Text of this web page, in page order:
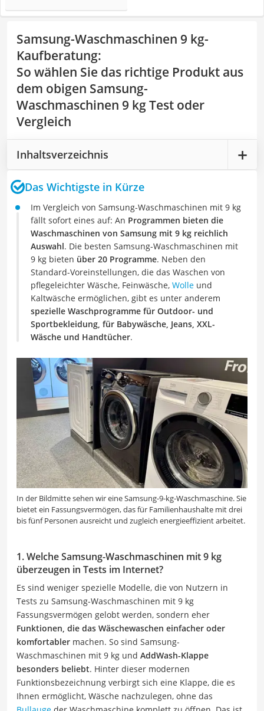
Samsung-Waschmaschinen 9 kg-
Kaufberatung:
So wählen Sie das richtige Produkt aus
dem obigen Samsung-
Waschmaschinen 9 kg Test oder
Vergleich
Inhaltsverzeichnis
Das Wichtigste in Kürze
Im Vergleich von Samsung-Waschmaschinen mit 9 kg
fällt sofort eines auf: An Programmen bieten die
Waschmaschinen von Samsung mit 9 kg reichlich
Auswahl. Die besten Samsung-Waschmaschinen mit
9 kg bieten über 20 Programme. Neben den
Standard-Voreinstellungen, die das Waschen von
pflegeleichter Wäsche, Feinwäsche, Wolle und
Kaltwäsche ermöglichen, gibt es unter anderem
spezielle Waschprogramme für Outdoor- und
Sportbekleidung, für Babywäsche, Jeans, XXL-
Wäsche und Handtücher.
In der Bildmitte sehen wir eine Samsung-9-kg-Waschmaschine. Sie
bietet ein Fassungsvermögen, das für Familienhaushalte mit drei
bis fünf Personen ausreicht und zugleich energieeffizient arbeitet.
1. Welche Samsung-Waschmaschinen mit 9 kg
überzeugen in Tests im Internet?
Es sind weniger spezielle Modelle, die von Nutzern in
Tests zu Samsung-Waschmaschinen mit 9 kg
Fassungsvermögen gelobt werden, sondern eher
Funktionen, die das Wäschewaschen einfacher oder
komfortabler machen. So sind Samsung-
Waschmaschinen mit 9 kg und AddWash-Klappe
besonders beliebt. Hinter dieser modernen
Funktionsbezeichnung verbirgt sich eine Klappe, die es
Ihnen ermöglicht, Wäsche nachzulegen, ohne das